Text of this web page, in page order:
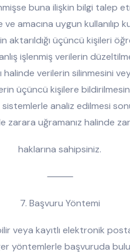
buna ilişkin bilgi talep
amacına uygun kullanılıp
aktarıldığı üçüncü kişileri
işlenmiş verilerin
halinde verilerin silinmesini
üçüncü kişilere
analiz edilmesi
zarara uğramanız halinde
haklarına sahipsiniz.
⸻
7. Başvuru Yöntemi
veya kayıtlı elektronik
yöntemlerle başvuruda